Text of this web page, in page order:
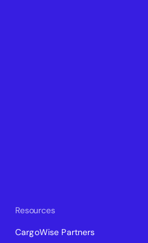
Resources
CargoWise Partners